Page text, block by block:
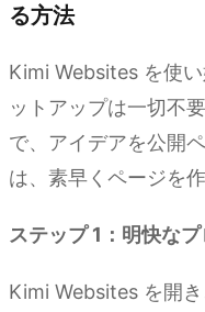
る方法
Kimi Websites を使
ットアップは一切不
で、アイデアを公開
は、素早くページを
ステップ 1：明快な
Kimi Websites を開